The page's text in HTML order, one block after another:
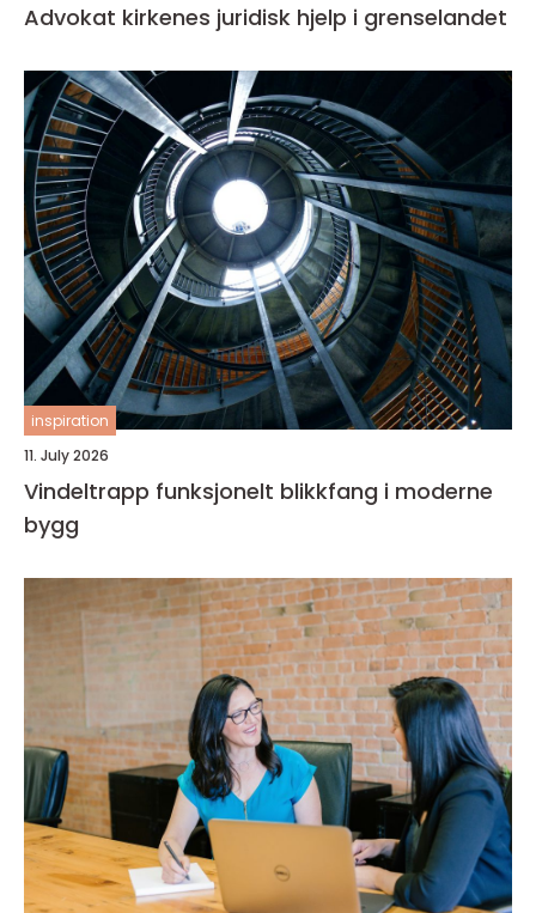
Advokat kirkenes juridisk hjelp i grenselandet
inspiration
11. July 2026
Vindeltrapp funksjonelt blikkfang i moderne
bygg